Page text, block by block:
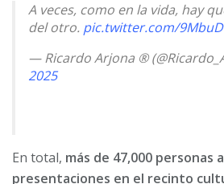
A veces, como en la vida, hay
del otro. pic.twitter.com/
— Ricardo Arjona ®
2025
En total, más de 47,000 personas
presentaciones en el recinto